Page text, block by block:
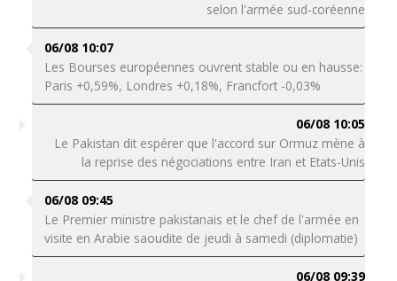
selon l'armée sud-coréenne
06/08 10:07
Les Bourses européennes ouvrent stable ou en hausse:
Paris +0,59%, Londres +0,18%, Francfort -0,03%
06/08 10:05
Le Pakistan dit espérer que l'accord sur Ormuz mène à
la reprise des négociations entre Iran et Etats-Unis
06/08 09:45
Le Premier ministre pakistanais et le chef de l'armée en
visite en Arabie saoudite de jeudi à samedi (diplomatie)
06/08 09:39